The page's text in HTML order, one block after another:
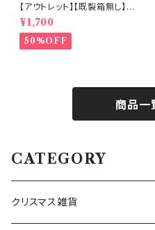
【アウトレット】【既製箱無し】ロ
ーズが主役のドライフラワーブ
ーケ (b8527)
¥1,700
50%OFF
商品一
CATEGORY
クリスマス雑貨